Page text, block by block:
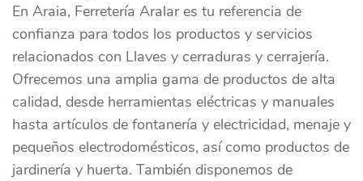
En Araia, Ferretería Aralar es tu referencia de
confianza para todos los productos y servicios
relacionados con Llaves y cerraduras y cerrajería.
Ofrecemos una amplia gama de productos de alta
calidad, desde herramientas eléctricas y manuales
hasta artículos de fontanería y electricidad, menaje y
pequeños electrodomésticos, así como productos de
jardinería y huerta. También disponemos de